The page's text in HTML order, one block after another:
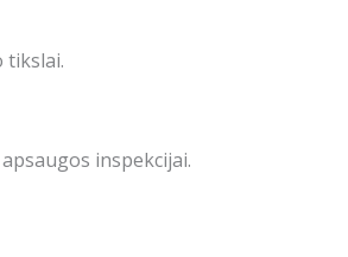
tikslai.
inspekcijai.